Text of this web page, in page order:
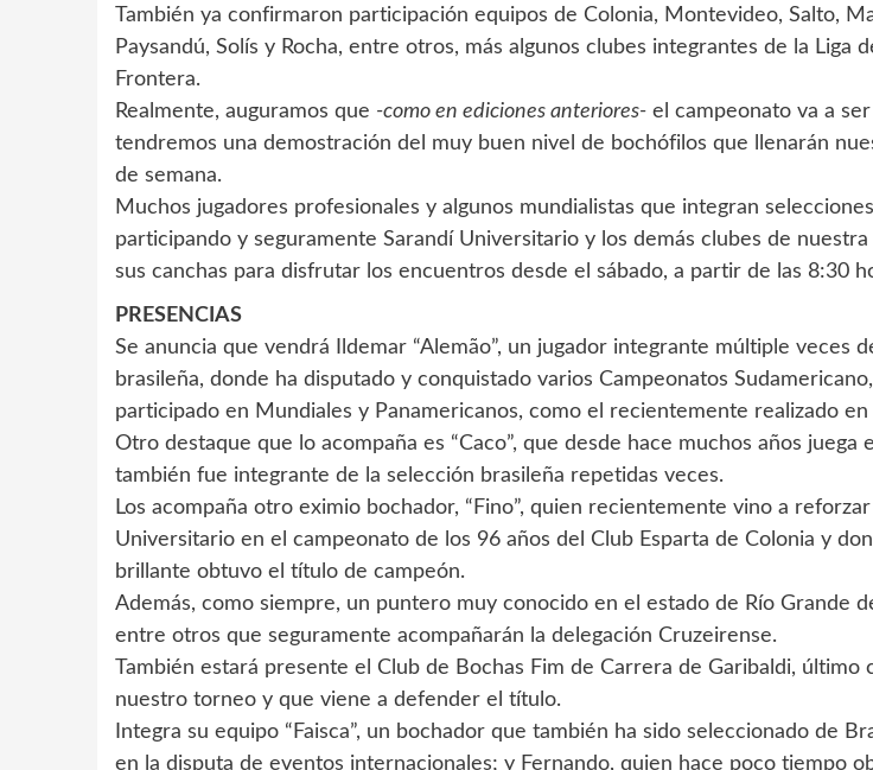
También ya confirmaron participación equipos de Colonia, Montevideo, Salto,
Paysandú, Solís y Rocha, entre otros, más algunos clubes integrantes de la Liga
Frontera.
Realmente, auguramos que -como en ediciones anteriores- el campeonato va a
tendremos una demostración del muy buen nivel de bochófilos que llenarán
de semana.
Muchos jugadores profesionales y algunos mundialistas que integran
participando y seguramente Sarandí Universitario y los demás clubes de
sus canchas para disfrutar los encuentros desde el sábado, a partir de las 8:30
PRESENCIAS
Se anuncia que vendrá Ildemar “Alemão”, un jugador integrante múltiple veces
brasileña, donde ha disputado y conquistado varios Campeonatos
participado en Mundiales y Panamericanos, como el recientemente realizado en
Otro destaque que lo acompaña es “Caco”, que desde hace muchos años juega
también fue integrante de la selección brasileña repetidas veces.
Los acompaña otro eximio bochador, “Fino”, quien recientemente vino a
Universitario en el campeonato de los 96 años del Club Esparta de Colonia y
brillante obtuvo el título de campeón.
Además, como siempre, un puntero muy conocido en el estado de Río Grande
entre otros que seguramente acompañarán la delegación Cruzeirense.
También estará presente el Club de Bochas Fim de Carrera de Garibaldi, último
nuestro torneo y que viene a defender el título.
Integra su equipo “Faisca”, un bochador que también ha sido seleccionado de
en la disputa de eventos internacionales; y Fernando, quien hace poco tiempo